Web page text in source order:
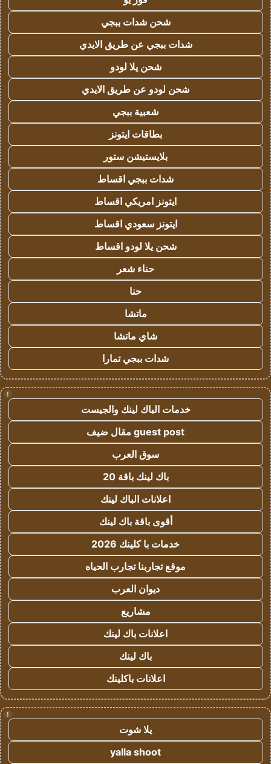
شحن شدات ببجي
شدات ببجي عن طريق الايدي
شحن يلا لودو
شحن لودو عن طريق الايدي
شعبية ببجي
بطاقات ايتونز
بلايستيشن ستور
شدات ببجي اقساط
ايتونز امريكي اقساط
ايتونز سعودي اقساط
شحن يلا لودو اقساط
حناء شعر
حنا
ماتشا
شاي ماتشا
شدات ببجي تمارا
!
خدمات الباك لينك والجيست
guest post مقال ضيف
سوق العرب
باك لينك باقة 20
اعلانات الباك لينك
أقوى باقة باك لينك
خدمات با كلينك 2026
موقع تجاربنا تجارب الحياه
ديوان العرب
مشاريع
اعلانات باك لينك
باك لينك
اعلانات باكلينك
!
يلا شوت
yalla shoot